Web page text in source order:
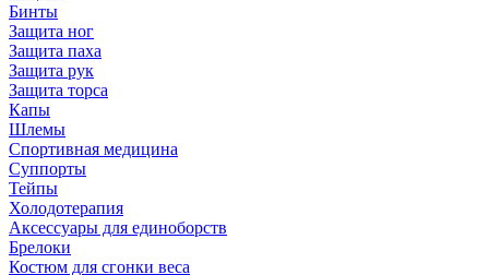
Бинты
Защита ног
Защита паха
Защита рук
Защита торса
Капы
Шлемы
Спортивная медицина
Суппорты
Тейпы
Холодотерапия
Аксессуары для единоборств
Брелоки
Костюм для сгонки веса